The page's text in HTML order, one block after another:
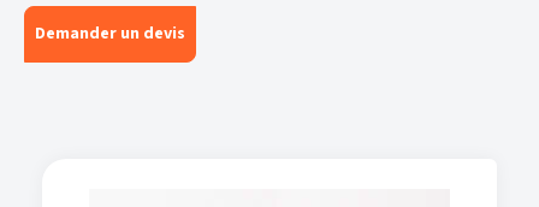
Demander un devis